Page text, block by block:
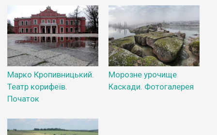
Марко Кропивницький.
Театр корифеїв.
Початок
Морозне урочище
Каскади. Фотогалерея